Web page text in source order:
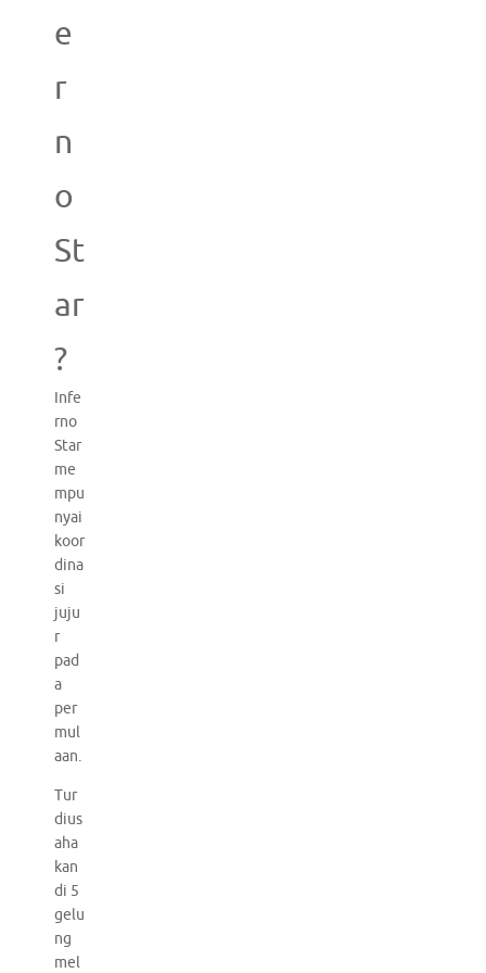
e
r
n
o
St
ar
?
Infe
rno
Star
me
mpu
nyai
koor
dina
si
juju
r
pad
a
per
mul
aan.
Tur
dius
aha
kan
di 5
gelu
ng
mel